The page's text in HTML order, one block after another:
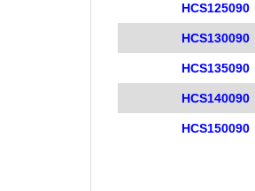
HCS125090
HCS130090
HCS135090
HCS140090
HCS150090